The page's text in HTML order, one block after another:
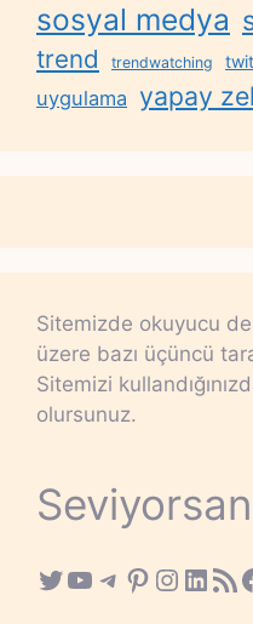
sosyal medya
trend trendwatching
uygulama yapay
Sitemizde okuyucu
üzere bazı üçüncü
Sitemizi
olursunuz.
Twitter
YouTube
Telegram
Pinterest
RSS